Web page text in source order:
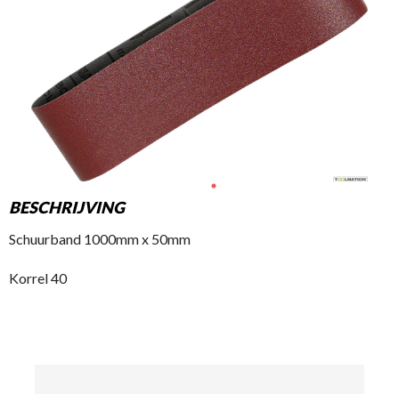
BESCHRIJVING
Schuurband 1000mm x 50mm
Korrel 40